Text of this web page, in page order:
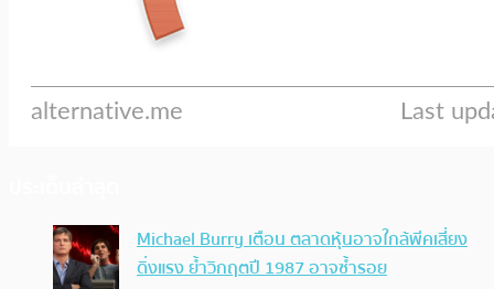
Michael Burry เตือน ตลาดหุ้นอาจใกล้พีคเสี่ยง
ดิ่งแรง ย้ำวิกฤตปี 1987 อาจซ้ำรอย